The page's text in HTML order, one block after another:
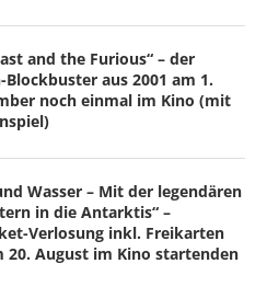
and the Furious“ – der
aus 2001 am 1.
noch einmal im Kino (mit
Wasser – Mit der legendären
in die Antarktis“ –
Verlosung inkl. Freikarten
20. August im Kino startenden